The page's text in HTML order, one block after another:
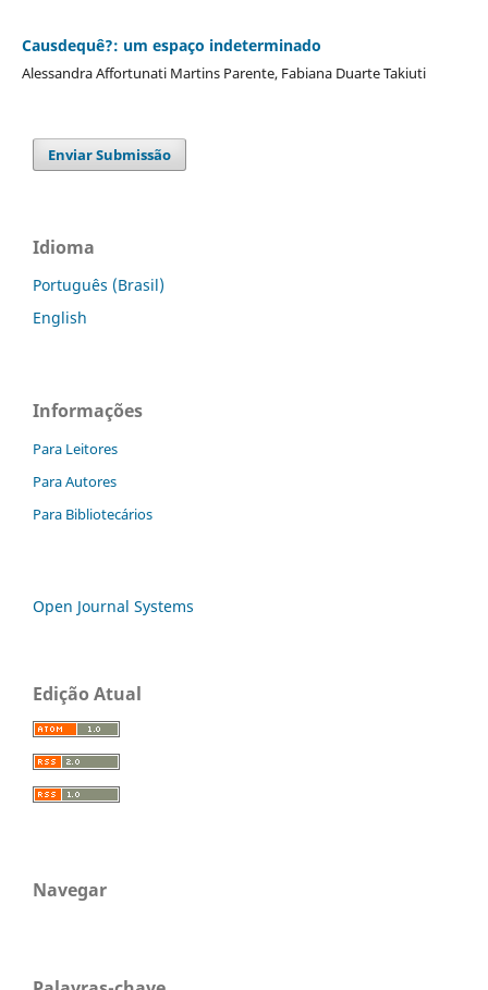
Causdequê?: um espaço indeterminado
Alessandra Affortunati Martins Parente, Fabiana Duarte Takiuti
Enviar Submissão
Idioma
Português (Brasil)
English
Informações
Para Leitores
Para Autores
Para Bibliotecários
Open Journal Systems
Edição Atual
Navegar